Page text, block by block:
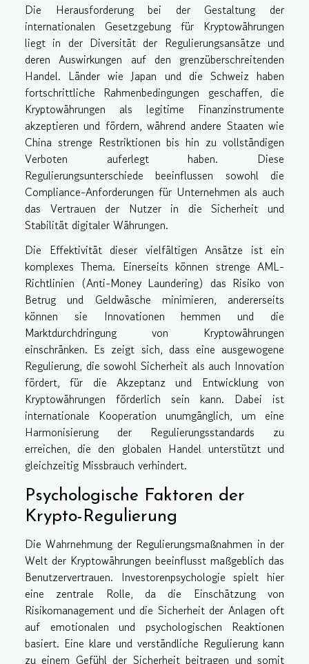
Die Herausforderung bei der Gestaltung der
internationalen Gesetzgebung für Kryptowährungen
liegt in der Diversität der Regulierungsansätze und
deren Auswirkungen auf den grenzüberschreitenden
Handel. Länder wie Japan und die Schweiz haben
fortschrittliche Rahmenbedingungen geschaffen, die
Kryptowährungen als legitime Finanzinstrumente
akzeptieren und fördern, während andere Staaten wie
China strenge Restriktionen bis hin zu vollständigen
Verboten auferlegt haben. Diese
Regulierungsunterschiede beeinflussen sowohl die
Compliance-Anforderungen für Unternehmen als auch
das Vertrauen der Nutzer in die Sicherheit und
Stabilität digitaler Währungen.
Die Effektivität dieser vielfältigen Ansätze ist ein
komplexes Thema. Einerseits können strenge AML-
Richtlinien (Anti-Money Laundering) das Risiko von
Betrug und Geldwäsche minimieren, andererseits
können sie Innovationen hemmen und die
Marktdurchdringung von Kryptowährungen
einschränken. Es zeigt sich, dass eine ausgewogene
Regulierung, die sowohl Sicherheit als auch Innovation
fördert, für die Akzeptanz und Entwicklung von
Kryptowährungen förderlich sein kann. Dabei ist
internationale Kooperation unumgänglich, um eine
Harmonisierung der Regulierungsstandards zu
erreichen, die den globalen Handel unterstützt und
gleichzeitig Missbrauch verhindert.
Psychologische Faktoren der
Krypto-Regulierung
Die Wahrnehmung der Regulierungsmaßnahmen in der
Welt der Kryptowährungen beeinflusst maßgeblich das
Benutzervertrauen. Investorenpsychologie spielt hier
eine zentrale Rolle, da die Einschätzung von
Risikomanagement und die Sicherheit der Anlagen oft
auf emotionalen und psychologischen Reaktionen
basiert. Eine klare und verständliche Regulierung kann
zu einem Gefühl der Sicherheit beitragen und somit